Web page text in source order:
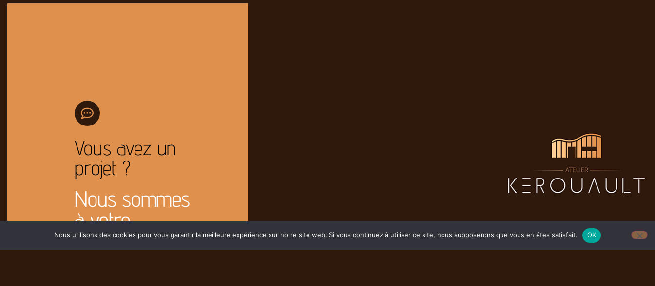
Vous avez un
projet ?
Nous sommes
à votre
disposition pour
Mentions légales
Politique de confidentialité
Nous utilisons des cookies pour vous garantir la meilleure expérience sur notre site web. Si vous continuez à utiliser ce site, nous supposerons que vous en êtes satisfait. OK